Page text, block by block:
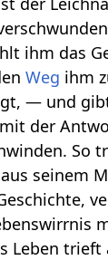
ihm das
Weg ihm
— und
der
So
seinem
Leben trieft